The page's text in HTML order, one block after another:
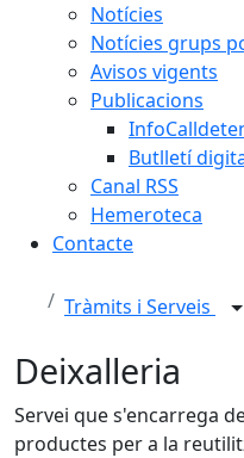
Notícies
Notícies grups
Avisos vigents
Publicacions
Butlletí
Canal RSS
Hemeroteca
Contacte
Tràmits i Serveis
Deixalleria
Servei que s'encarrega
productes per a la